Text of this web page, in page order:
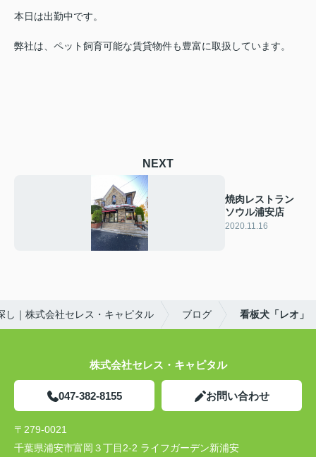
本日は出勤中です。
弊社は、ペット飼育可能な賃貸物件も豊富に取扱しています。
NEXT
焼肉レストラン
ソウル浦安店
2020.11.16
し｜株式会社セレス・キャピタル ブログ 看板犬「レオ」
株式会社セレス・キャピタル
047-382-8155 お問い合わせ
〒279-0021
千葉県浦安市富岡３丁目2-2 ライフガーデン新浦安